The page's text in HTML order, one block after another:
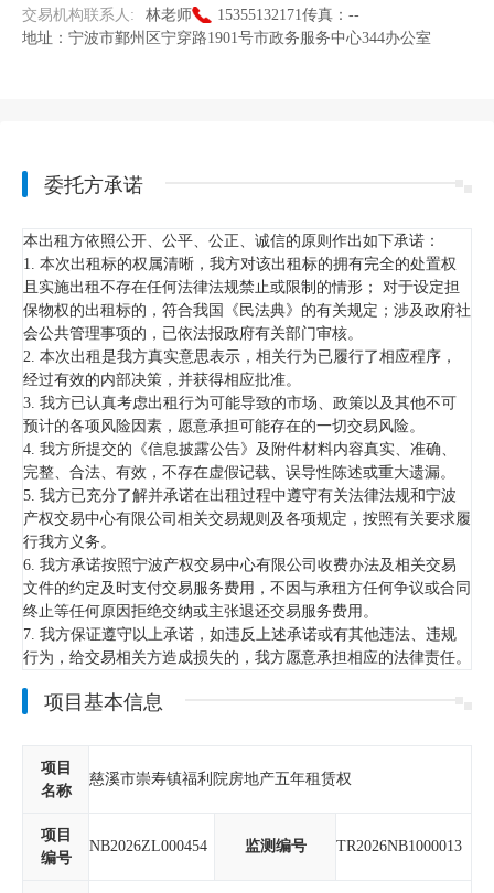
交易机构联系人: 林老师 15355132171传真： --
地址： 宁波市鄞州区宁穿路1901号市政务服务中心344办公室
委托方承诺
本出租方依照公开、公平、公正、诚信的原则作出如下承诺：
1. 本次出租标的权属清晰，我方对该出租标的拥有完全的处置权
且实施出租不存在任何法律法规禁止或限制的情形； 对于设定担
保物权的出租标的，符合我国《民法典》的有关规定；涉及政府社
会公共管理事项的，已依法报政府有关部门审核。
2. 本次出租是我方真实意思表示，相关行为已履行了相应程序，
经过有效的内部决策，并获得相应批准。
3. 我方已认真考虑出租行为可能导致的市场、政策以及其他不可
预计的各项风险因素，愿意承担可能存在的一切交易风险。
4. 我方所提交的《信息披露公告》及附件材料内容真实、准确、
完整、合法、有效，不存在虚假记载、误导性陈述或重大遗漏。
5. 我方已充分了解并承诺在出租过程中遵守有关法律法规和宁波
产权交易中心有限公司相关交易规则及各项规定，按照有关要求履
行我方义务。
6. 我方承诺按照宁波产权交易中心有限公司收费办法及相关交易
文件的约定及时支付交易服务费用，不因与承租方任何争议或合同
终止等任何原因拒绝交纳或主张退还交易服务费用。
7. 我方保证遵守以上承诺，如违反上述承诺或有其他违法、违规
行为，给交易相关方造成损失的，我方愿意承担相应的法律责任。
项目基本信息
项目
名称
慈溪市崇寿镇福利院房地产五年租赁权
项目
编号
NB2026ZL000454 监测编号 TR2026NB1000013